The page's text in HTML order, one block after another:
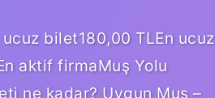
ucuz bilet180,00 TLEn ucuz
aktif firmaMuş Yolu
ne kadar? Uygun Muş –